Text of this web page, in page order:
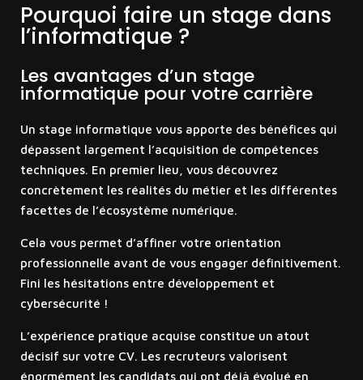
Pourquoi faire un stage dans
l’informatique ?
Les avantages d’un stage
informatique pour votre carrière
Un stage informatique vous apporte des bénéfices qui
dépassent largement l’acquisition de compétences
techniques. En premier lieu, vous découvrez
concrètement les réalités du métier et les différentes
facettes de l’écosystème numérique.
Cela vous permet d’affiner votre orientation
professionnelle avant de vous engager définitivement.
Fini les hésitations entre développement et
cybersécurité !
L’expérience pratique acquise constitue un atout
décisif sur votre CV. Les recruteurs valorisent
énormément les candidats qui ont déjà évolué en